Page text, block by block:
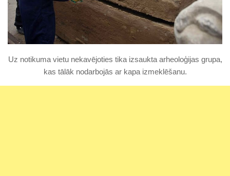
Uz notikuma vietu nekavējoties tika izsaukta arheoloģijas grupa,
kas tālāk nodarbojās ar kapa izmeklēšanu.